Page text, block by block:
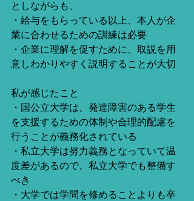
としながらも、
・給与をもらっている以上、本人が企
業に合わせるための訓練は必要
・企業に理解を促すために、取説を用
意しわかりやすく説明することが大切
私が感じたこと
・国公立大学は、発達障害のある学生
を支援するための体制や合理的配慮を
行うことが義務化されている
・私立大学は努力義務となっていて温
度差があるので、私立大学でも整備す
べき
・大学では学問を修めることよりも卒